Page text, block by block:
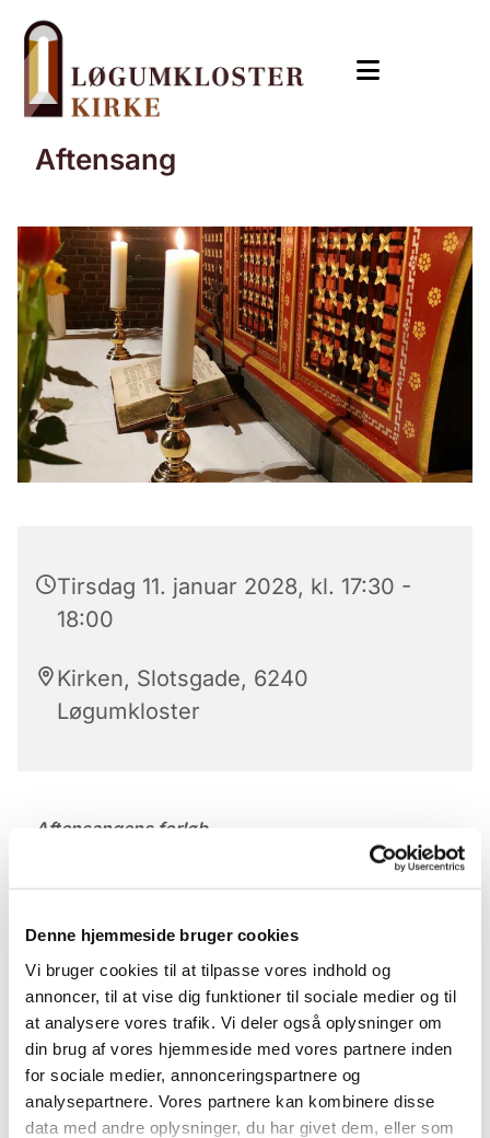
Denne hjemmeside bruger cookies
Vi bruger cookies til at tilpasse vores indhold og
annoncer, til at vise dig funktioner til sociale medier og til
at analysere vores trafik. Vi deler også oplysninger om
din brug af vores hjemmeside med vores partnere inden
for sociale medier, annonceringspartnere og
analysepartnere. Vores partnere kan kombinere disse
data med andre oplysninger, du har givet dem, eller som
Aftensang
Tirsdag 11. januar 2028, kl. 17:30 -
18:00
Kirken, Slotsgade, 6240
Løgumkloster
Aftensangens forløb
Der er aftensang mandag til lørdag kl. 17.30 – 18 i
Aftensangens forløb (med undtagelse af onsdag)
Præludium
1. salme
Læsning og bøn
2. salme